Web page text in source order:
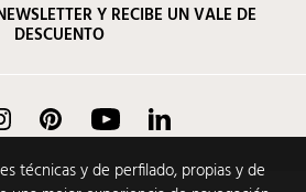
técnicas y de perfilado, propias y de
Y RECIBE UN VALE DE
DESCUENTO
Instagram Pinterest YouTube